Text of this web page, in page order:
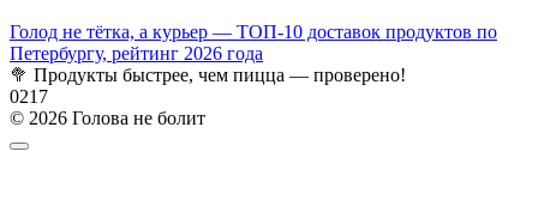
Голод не тётка, а курьер — ТОП-10 доставок продуктов по
Петербургу, рейтинг 2026 года
🥦 Продукты быстрее, чем пицца — проверено!
0217
© 2026 Голова не болит